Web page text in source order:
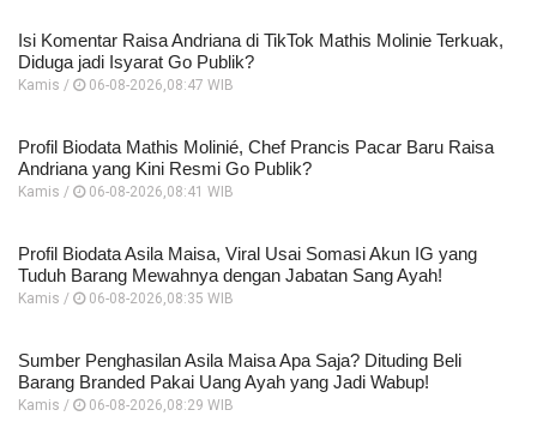
Isi Komentar Raisa Andriana di TikTok Mathis Molinie Terkuak,
Diduga jadi Isyarat Go Publik?
Kamis / 06-08-2026,08:47 WIB
Profil Biodata Mathis Molinié, Chef Prancis Pacar Baru Raisa
Andriana yang Kini Resmi Go Publik?
Kamis / 06-08-2026,08:41 WIB
Profil Biodata Asila Maisa, Viral Usai Somasi Akun IG yang
Tuduh Barang Mewahnya dengan Jabatan Sang Ayah!
Kamis / 06-08-2026,08:35 WIB
Sumber Penghasilan Asila Maisa Apa Saja? Dituding Beli
Barang Branded Pakai Uang Ayah yang Jadi Wabup!
Kamis / 06-08-2026,08:29 WIB